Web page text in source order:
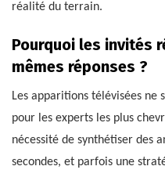
réalité du terrain.
Pourquoi les invités
mêmes réponses ?
Les apparitions télévisées ne
pour les experts les plus
nécessité de synthétiser des
secondes, et parfois une